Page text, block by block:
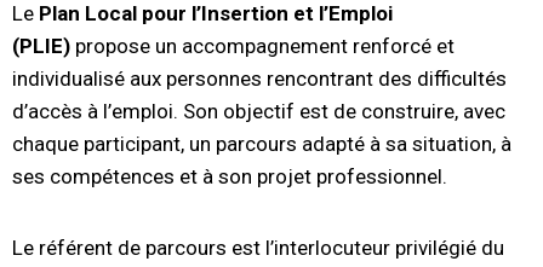
Le Plan Local pour l’Insertion et l’Emploi
(PLIE) propose un accompagnement renforcé et
individualisé aux personnes rencontrant des difficultés
d’accès à l’emploi. Son objectif est de construire, avec
chaque participant, un parcours adapté à sa situation, à
ses compétences et à son projet professionnel.
Le référent de parcours est l’interlocuteur privilégié du